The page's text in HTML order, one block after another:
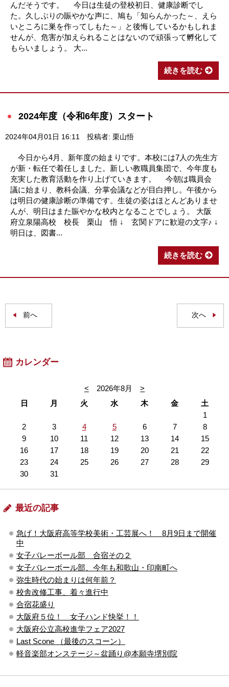
んだそうです。 今日は生徒の登校初日、健康診断でし
た。久しぶりの賑やかな声に、鳩も「知らんかった～、えら
いところに巣を作ってしもた～」と後悔しているかもしれま
せんが、危害が加えられることはないので頑張って孵化して
もらいましょう。 大...
続きを読む
2024年度（令和6年度）スタート
2024年04月01日 16:11 投稿者: 栗山悟
今日から4月、新年度の始まりです。本校には7人の先生方
が新・転任で着任しました。新しい教職員集団で、今年度も
充実した教育活動を作り上げていきます。 今朝は職員会
議に始まり、教科会議、分掌会議などが目白押し。午後から
は明日の健康診断の準備です。生徒の姿はほとんどありませ
んが、明日はまた賑やかな校内となることでしょう。 大阪
府立泉陽高校 校長 栗山 悟 ↓ 玄関ドアに歓迎の文字♪ ↓
明日は、図書...
続きを読む
前へ 次へ
カレンダー
< 2026年8月
>
日
月 火 水 木 金
土
1
2
3 4 5 6 7
8
9
10 11 12 13 14
15
16
17 18 19 20 21
22
23
24 25 26 27 28
29
30
31
最近の記事
急げ！大阪府高等学校美術・工芸展へ！ 8月9日まで開催
中
女子バレーボール部 合宿その２
女子バレーボール部、今年も和歌山・印南町へ
弥生時代の始まりは何年前？
校舎改修工事、着々進行中
合宿花盛り
大阪府５位！ 女子ハンド快挙！！
大阪府公立高校進学フェア2027
Last Scone （最後のスコーン）
軽音楽部オンステージ～盆踊り@本願寺堺別院